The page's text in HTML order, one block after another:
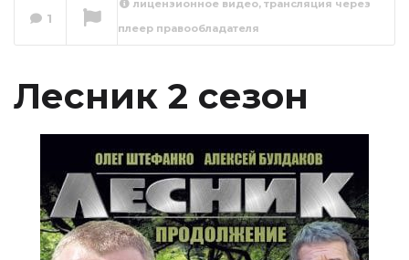
Лесник 2 сезон 1
1
лицензионное видео, трансляция через
плеер правообладателя
Лесник 2 сезон